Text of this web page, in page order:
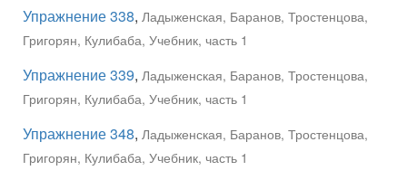
Упражнение 338, Ладыженская, Баранов, Тростенцова,
Григорян, Кулибаба, Учебник, часть 1
Упражнение 339, Ладыженская, Баранов, Тростенцова,
Григорян, Кулибаба, Учебник, часть 1
Упражнение 348, Ладыженская, Баранов, Тростенцова,
Григорян, Кулибаба, Учебник, часть 1